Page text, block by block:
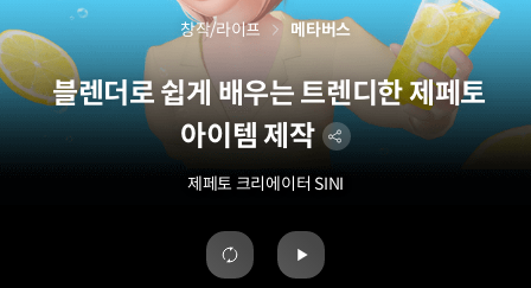
블렌더로 쉽게 배우는 트렌디한 제페토
아이템 제작
제페토 크리에이터 SINI
창작/라이프 메타버스